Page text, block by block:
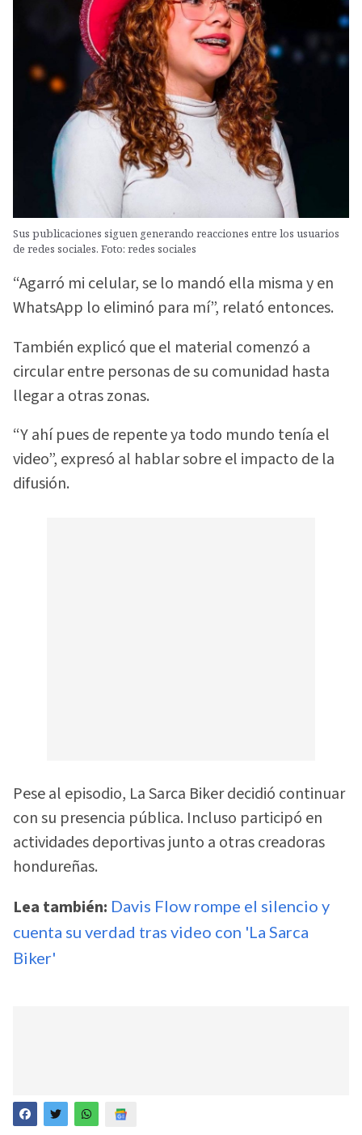
Sus publicaciones siguen generando reacciones entre los usuarios
de redes sociales. Foto: redes sociales
“Agarró mi celular, se lo mandó ella misma y en
WhatsApp lo eliminó para mí”, relató entonces.
También explicó que el material comenzó a
circular entre personas de su comunidad hasta
llegar a otras zonas.
“Y ahí pues de repente ya todo mundo tenía el
video”, expresó al hablar sobre el impacto de la
difusión.
Pese al episodio, La Sarca Biker decidió continuar
con su presencia pública. Incluso participó en
actividades deportivas junto a otras creadoras
hondureñas.
Lea también: Davis Flow rompe el silencio y
cuenta su verdad tras video con 'La Sarca
Biker'